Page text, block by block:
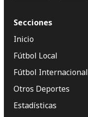
Secciones
Inicio
Fútbol Local
Fútbol Internacional
Otros Deportes
Estadísticas